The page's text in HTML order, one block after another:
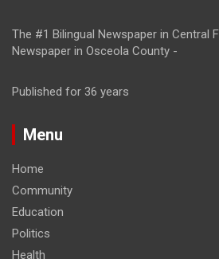
The #1 Bilingual Newspaper in Central
Newspaper in Osceola County -
Published for 36 years
Menu
Home
Community
Education
Politics
Health